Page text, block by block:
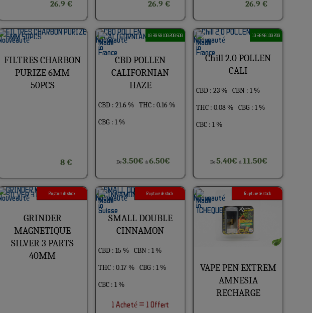
26.9 €
26.9 €
26.9 €
FILTRES CHARBON
PURIZE 6MM
50PCS
8 €
1G 3G 5G 10G 20G 50G
CBD POLLEN
CALIFORNIAN
HAZE
CBD : 21.6 % THC : 0.16 %
CBG : 1 %
De3.50€ à6.50€
1G 3G 5G 10G 20G
Chill 2.0 POLLEN
CALI
CBD : 23 %
CBN : 1 %
THC : 0.08 %
CBG : 1 %
CBC : 1 %
De5.40€à11.50€
Rupture de stock
GRINDER
MAGNETIQUE
SILVER 3 PARTS
40MM
Rupture de stock
SMALL DOUBLE
CINNAMON
CBD : 15 % CBN : 1 %
THC : 0.17 % CBG : 1 %
CBC : 1 %
1 Acheté = 1 Offert
Rupture de stock
VAPE PEN EXTREM
AMNESIA
RECHARGE